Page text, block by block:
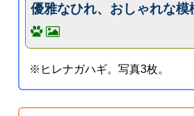
優雅なひれ、おしゃれな模
※ヒレナガハギ。写真3枚。